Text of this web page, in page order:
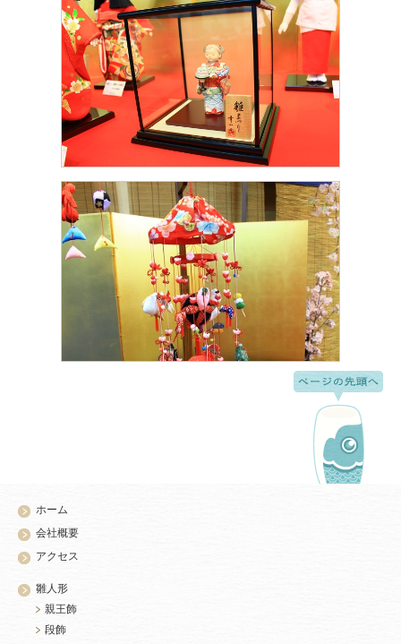
ホーム
会社概要
アクセス
雛人形
親王飾
段飾